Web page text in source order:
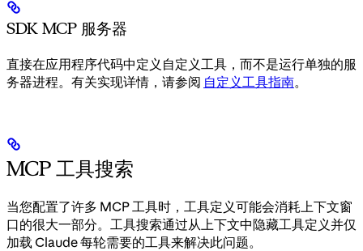
SDK MCP 服务器
直接在应用程序代码中定义自定义工具，而不是运行单独的服
务器进程。有关实现详情，请参阅 自定义工具指南。
MCP 工具搜索
当您配置了许多 MCP 工具时，工具定义可能会消耗上下文窗
口的很大一部分。工具搜索通过从上下文中隐藏工具定义并仅
加载 Claude 每轮需要的工具来解决此问题。